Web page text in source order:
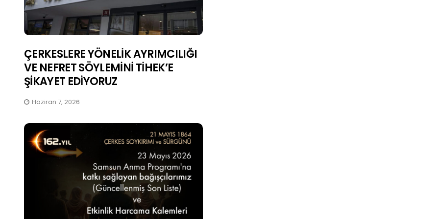
ÇERKESLERE YÖNELİK AYRIMCILIĞI
VE NEFRET SÖYLEMİNİ TİHEK’E
ŞİKAYET EDİYORUZ
Haziran 7, 2026